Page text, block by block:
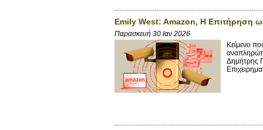
Emily West: Amazon, Η Επιτήρηση
Παρασκευή 30 Ιαν 2026
Κείμενο
Δημήτρης